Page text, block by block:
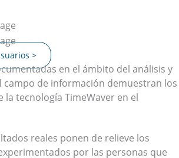
>
en el ámbito del análisis y
campo de información demuestran los
la tecnología TimeWaver en el
reales ponen de relieve los
por las personas que